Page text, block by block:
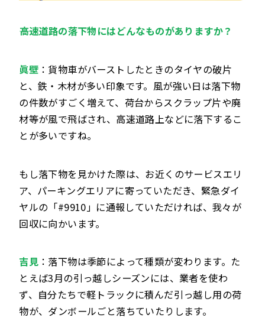
――高速道路の落下物にはどんなものがありますか？
眞壁：貨物車がバーストしたときのタイヤの破片
と、鉄・木材が多い印象です。風が強い日は落下物
の件数がすごく増えて、荷台からスクラップ片や廃
材等が風で飛ばされ、高速道路上などに落下するこ
とが多いですね。
もし落下物を見かけた際は、お近くのサービスエリ
ア、パーキングエリアに寄っていただき、緊急ダイ
ヤルの「#9910」に通報していただければ、我々が
回収に向かいます。
吉見：落下物は季節によって種類が変わります。た
とえば3月の引っ越しシーズンには、業者を使わ
ず、自分たちで軽トラックに積んだ引っ越し用の荷
物が、ダンボールごと落ちていたりします。